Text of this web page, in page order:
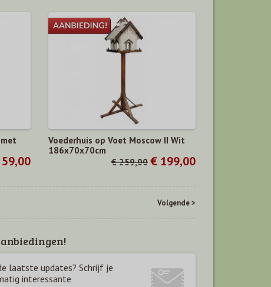
Voederhuis op Voet Moscow II Wit
186x70x70cm
€ 259,00 € 199,00
Volgende >
laatste updates? Schrijf je
interessante